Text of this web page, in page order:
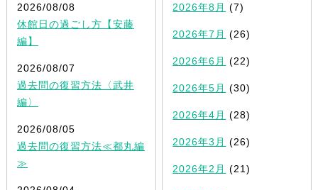
2026/08/08
休館日の過ごし方【安藤
編】
2026/08/07
過去問の復習方法〈武井
編〉
2026/08/05
過去問の復習方法≪都丸編
≫
2026年8月 (7)
2026年7月 (26)
2026年6月 (22)
2026年5月 (30)
2026年4月 (28)
2026年3月 (26)
2026年2月 (21)